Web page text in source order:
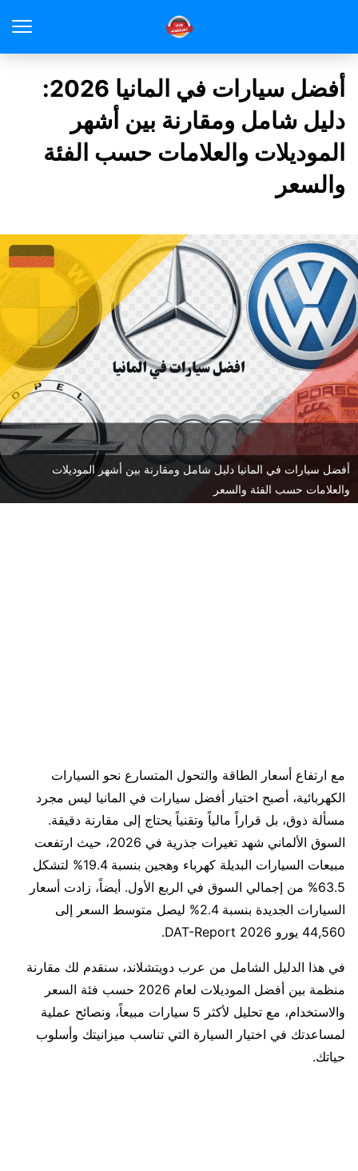
أفضل سيارات في المانيا 2026:
دليل شامل ومقارنة بين أشهر
الموديلات والعلامات حسب الفئة
والسعر
أفضل سيارات في المانيا دليل شامل ومقارنة بين أشهر الموديلات
والعلامات حسب الفئة والسعر
مع ارتفاع أسعار الطاقة والتحول المتسارع نحو السيارات
الكهربائية، أصبح اختيار أفضل سيارات في المانيا ليس مجرد
مسألة ذوق، بل قراراً مالياً وتقنياً يحتاج إلى مقارنة دقيقة.
السوق الألماني شهد تغيرات جذرية في 2026، حيث ارتفعت
مبيعات السيارات البديلة كهرباء وهجين بنسبة 19.4% لتشكل
63.5% من إجمالي السوق في الربع الأول. أيضاً، زادت أسعار
السيارات الجديدة بنسبة 2.4% ليصل متوسط السعر إلى
44,560 يورو DAT-Report 2026.
في هذا الدليل الشامل من عرب دويتشلاند، سنقدم لك مقارنة
منظمة بين أفضل الموديلات لعام 2026 حسب فئة السعر
والاستخدام، مع تحليل لأكثر 5 سيارات مبيعاً، ونصائح عملية
لمساعدتك في اختيار السيارة التي تناسب ميزانيتك وأسلوب
حياتك.